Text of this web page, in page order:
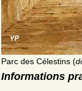
Parc des Célestins (
Informations